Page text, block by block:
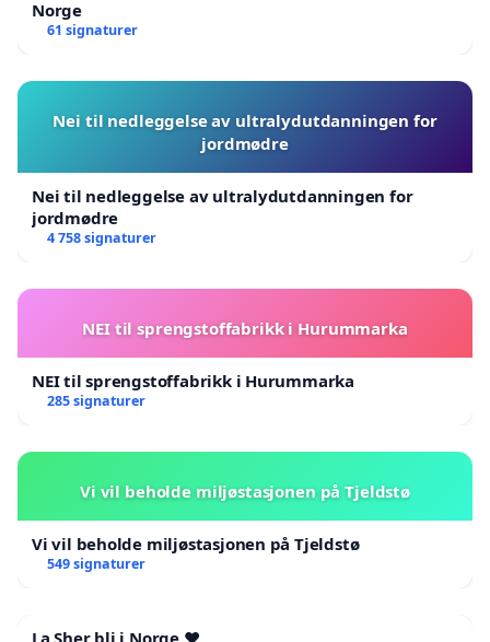
Norge
61 signaturer
Nei til nedleggelse av ultralydutdanningen for
jordmødre
Nei til nedleggelse av ultralydutdanningen for
jordmødre
4 758 signaturer
NEI til sprengstoffabrikk i Hurummarka
NEI til sprengstoffabrikk i Hurummarka
285 signaturer
Vi vil beholde miljøstasjonen på Tjeldstø
Vi vil beholde miljøstasjonen på Tjeldstø
549 signaturer
La Sher bli i Norge ❤️